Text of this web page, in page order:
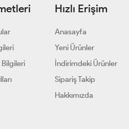
Bilgileri
Hızlı Erişim
Anasayfa
Yeni Ürünler
İndirimdeki Ürünler
Sipariş Takip
Hakkımızda